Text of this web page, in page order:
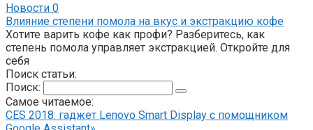
Новости 0
Влияние степени помола на вкус и экстракцию кофе
Хотите варить кофе как профи? Разберитесь, как
степень помола управляет экстракцией. Откройте для
себя
Поиск статьи:
Поиск:
Самое читаемое:
CES 2018: гаджет Lenovo Smart Display с помощником